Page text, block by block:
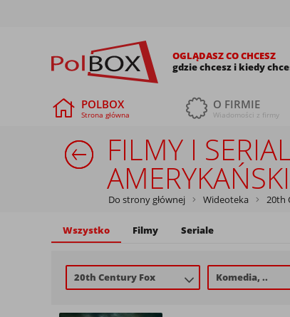
OGLĄDASZ CO CHCESZ
gdzie chcesz i kiedy
POLBOX
Strona główna
O FIRMIE
Wiadomości z firmy
FILMY I
Do strony głównej Wideoteka 20th
Wszystko Filmy Seriale
20th Century Fox Komedia, ..